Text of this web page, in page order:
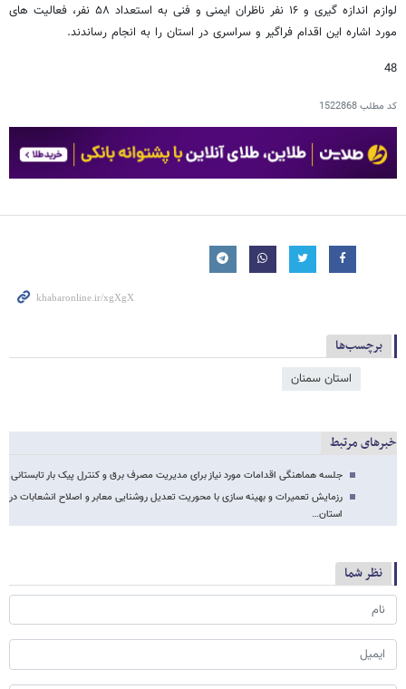
لوازم اندازه گیری و ۱۶ نفر ناظران ایمنی و فنی به استعداد ۵۸ نفر، فعالیت های
مورد اشاره این اقدام فراگیر و سراسری در استان را به انجام رساندند.
48
کد مطلب1522868
برچسب‌ها
استان سمنان
خبرهای مرتبط
جلسه هماهنگی اقدامات مورد نیاز برای مدیریت مصرف برق و کنترل پیک بار تابستانی
رزمایش تعمیرات و بهینه سازی با محوریت تعدیل روشنایی معابر و اصلاح انشعابات در
استان…
نظر شما